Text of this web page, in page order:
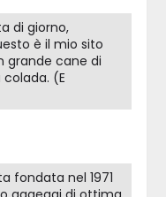
di giorno,
è il mio sito
grande cane di
(E
fondata nel 1971